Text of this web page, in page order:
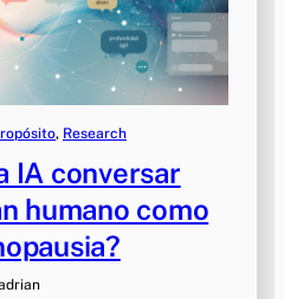
, Research
IA conversar
humano como